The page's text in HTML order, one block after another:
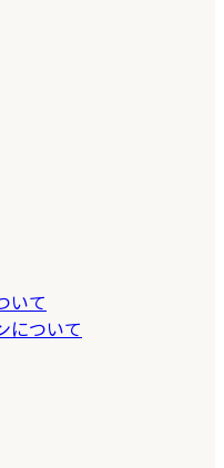
いて
について